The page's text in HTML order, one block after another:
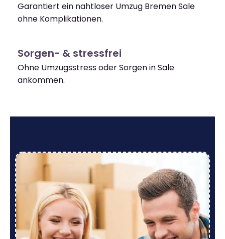
Garantiert ein nahtloser Umzug Bremen Sale
ohne Komplikationen.
Sorgen- & stressfrei
Ohne Umzugsstress oder Sorgen in Sale
ankommen.